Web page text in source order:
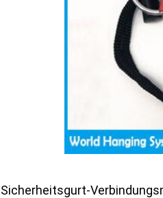
Sicherheitsgurt-